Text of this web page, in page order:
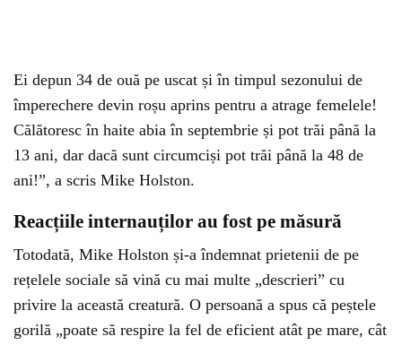
Ei depun 34 de ouă pe uscat și în timpul sezonului de
împerechere devin roșu aprins pentru a atrage femelele!
Călătoresc în haite abia în septembrie și pot trăi până la
13 ani, dar dacă sunt circumciși pot trăi până la 48 de
ani!”, a scris Mike Holston.
Reacțiile internauților au fost pe măsură
Totodată, Mike Holston și-a îndemnat prietenii de pe
rețelele sociale să vină cu mai multe „descrieri” cu
privire la această creatură. O persoană a spus că peștele
gorilă „poate să respire la fel de eficient atât pe mare, cât